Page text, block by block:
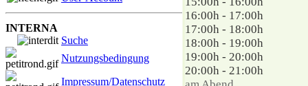
INTERNA
Suche
Nutzungsbedingung
Impressum/Datenschutz
16:00h - 17:00h
17:00h - 18:00h
18:00h - 19:00h
19:00h - 20:00h
20:00h - 21:00h